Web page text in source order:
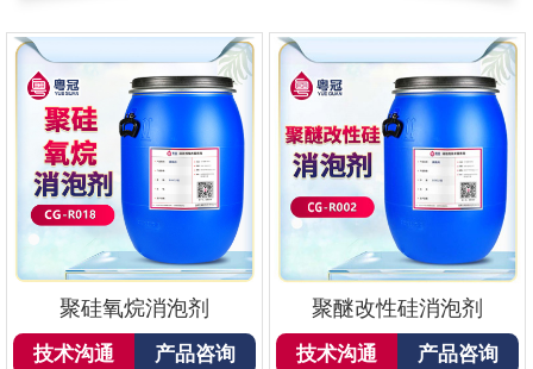
聚硅氧烷消泡剂
技术沟通 产品咨询
聚醚改性硅消泡剂
技术沟通 产品咨询